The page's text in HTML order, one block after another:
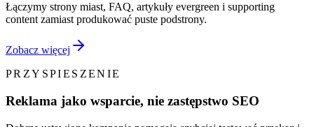
Łączymy strony miast, FAQ, artykuły evergreen i supporting
content zamiast produkować puste podstrony.
Zobacz więcej
PRZYSPIESZENIE
Reklama jako wsparcie, nie zastępstwo SEO